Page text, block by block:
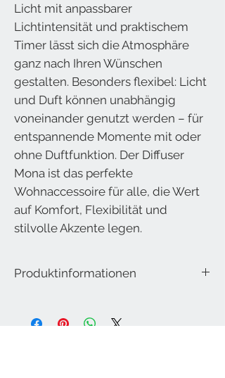
Licht mit anpassbarer
Lichtintensität und praktischem
Timer lässt sich die Atmosphäre
ganz nach Ihren Wünschen
gestalten. Besonders flexibel: Licht
und Duft können unabhängig
voneinander genutzt werden – für
entspannende Momente mit oder
ohne Duftfunktion. Der Diffuser
Mona ist das perfekte
Wohnaccessoire für alle, die Wert
auf Komfort, Flexibilität und
stilvolle Akzente legen.
Produktinformationen